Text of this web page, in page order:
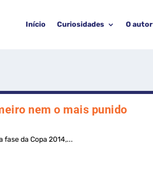
Início Curiosidades O autor
nem o mais punido
fase da Copa 2014,...